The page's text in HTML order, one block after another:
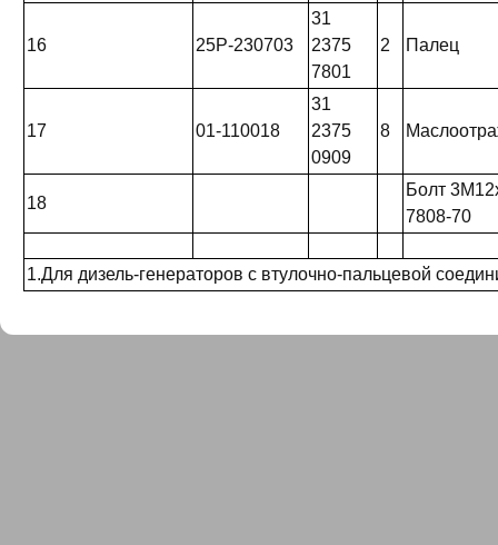
16 25Р-230703
31
2375
7801
2 Палец
17 01-110018
31
2375
0909
8
18
Болт
7808-70
1.Для дизель-генераторов с втулочно-пальцевой